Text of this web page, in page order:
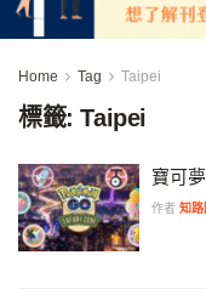
Home Tag Taipei
標籤:Taipei
寶可
作者 知路